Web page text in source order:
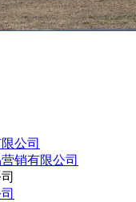
公司
销有限公司